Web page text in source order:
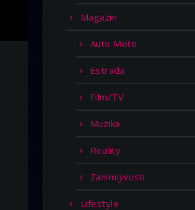
Magazin
Auto Moto
Estrada
Film/TV
Muzika
Reality
Zanimljivosti
Lifestyle